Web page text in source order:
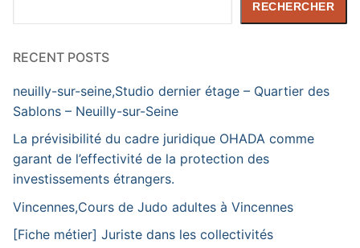
RECHERCHER
RECENT POSTS
neuilly-sur-seine,Studio dernier étage – Quartier des
Sablons – Neuilly-sur-Seine
La prévisibilité du cadre juridique OHADA comme
garant de l’effectivité de la protection des
investissements étrangers.
Vincennes,Cours de Judo adultes à Vincennes
[Fiche métier] Juriste dans les collectivités